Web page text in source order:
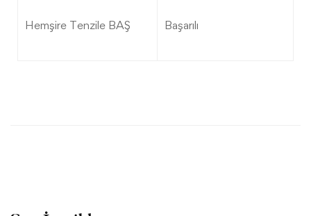
Hemşire Tenzile BAŞ Başarılı